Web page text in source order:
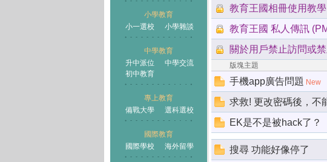
小學教育
小一選校
小學雜談
中學教育
升中派位
中學交流
初中教育
專上教育
備戰大學
選科選校
國際教育
國際學校
海外留學
教育王國相冊使用教學
教育王國 私人傳訊
關於用戶禁止訪問或
版塊主題
手機app廣告問題 New
求救! 更改密碼後，不
EK是不是被hack了？
搜尋 功能好像停了